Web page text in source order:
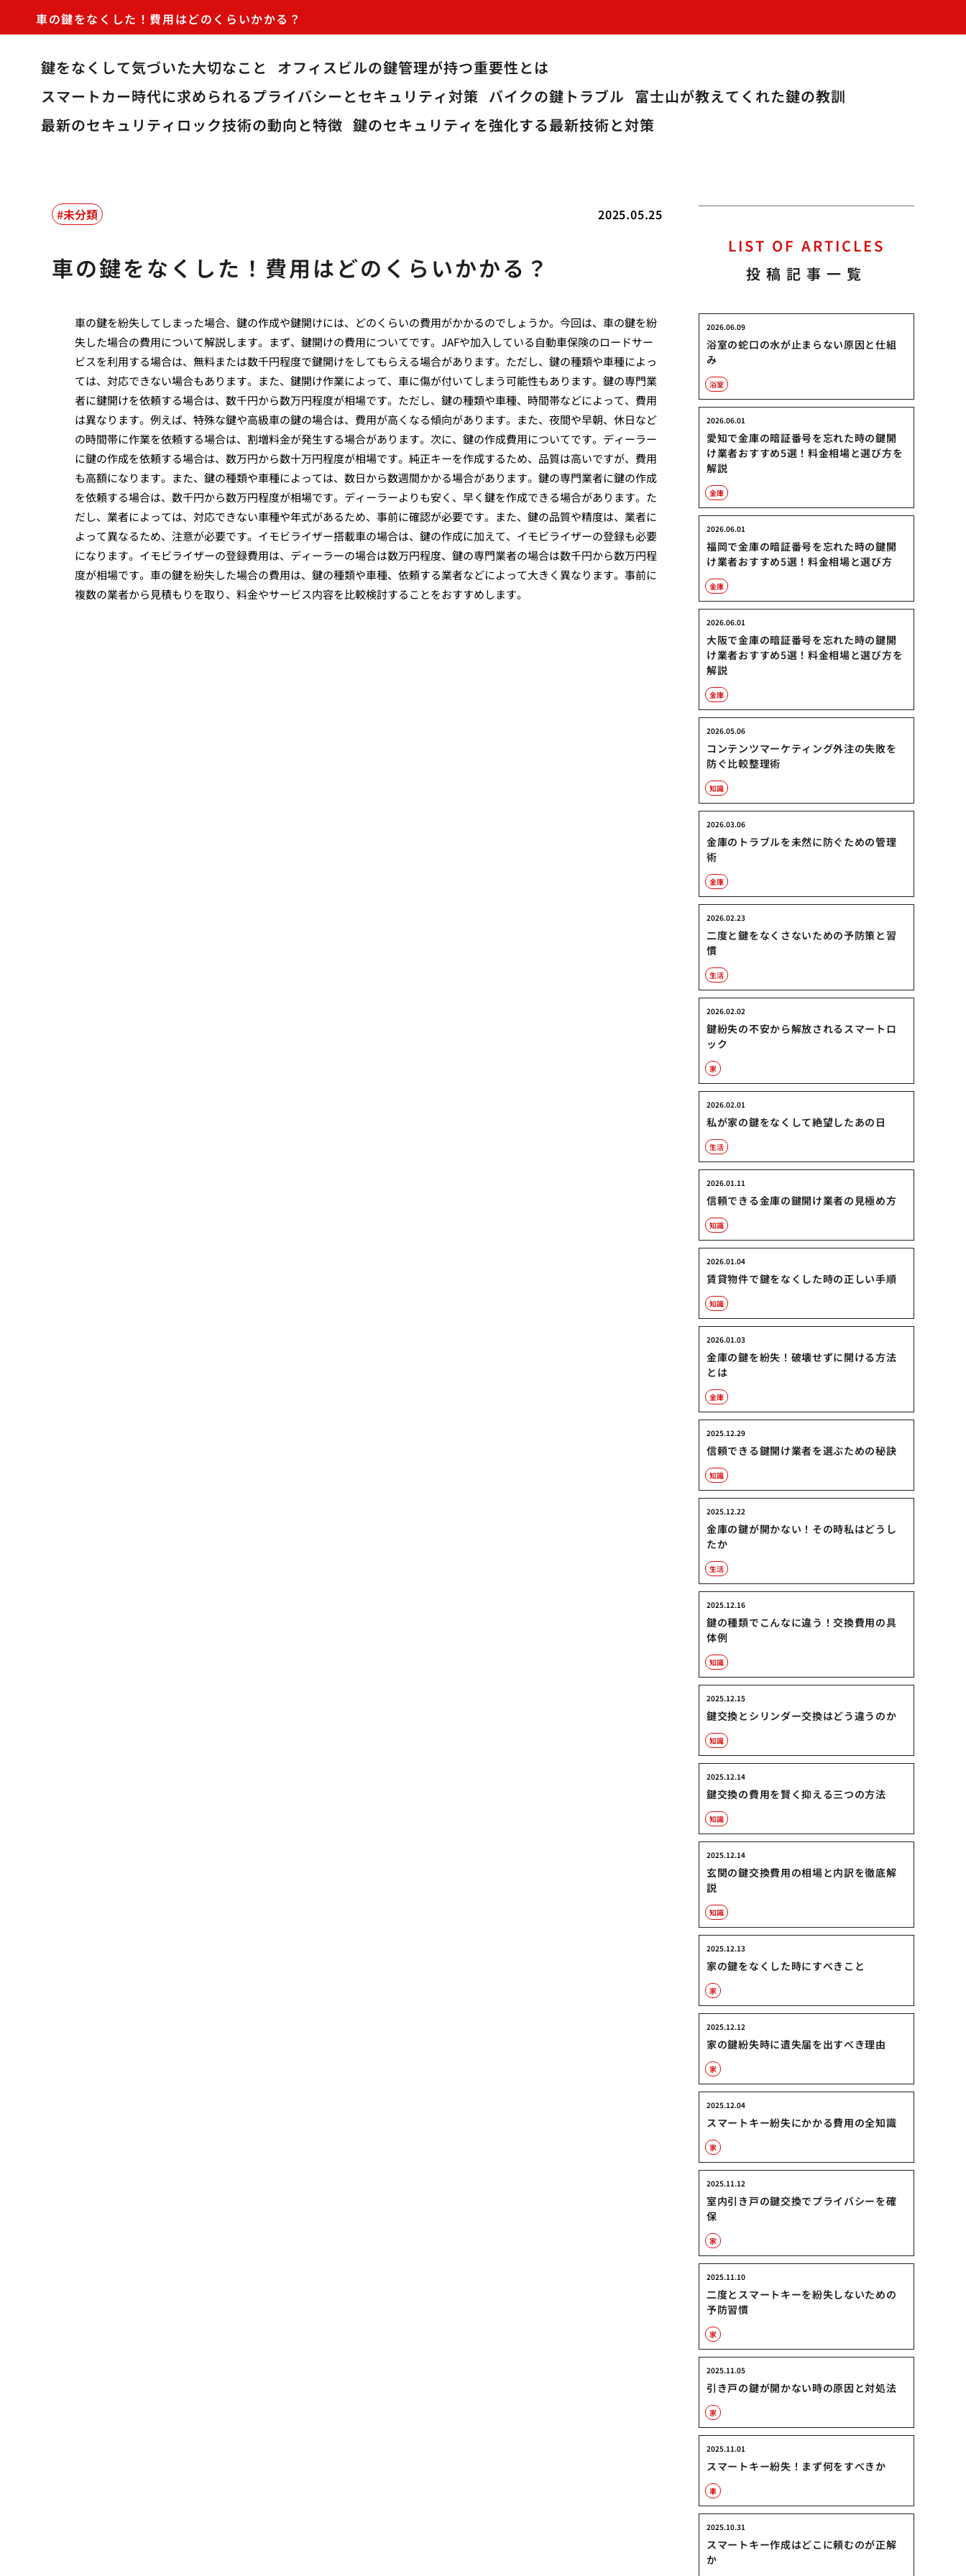
車の鍵をなくした！費用はどのくらいかかる？
鍵をなくして気づいた大切なこと
オフィスビルの鍵管理が持つ重要性とは
スマートカー時代に求められるプライバシーとセキュリティ対策 バイクの鍵トラブル 富士山が教えてくれた鍵の教訓
最新のセキュリティロック技術の動向と特徴 鍵のセキュリティを強化する最新技術と対策
2025.05.25
未分類
車の鍵をなくした！費用はどのくらいかかる？
車の鍵を紛失してしまった場合、鍵の作成や鍵開けには、どのくらいの費用がかかるのでしょうか。今回は、車の鍵を紛
失した場合の費用について解説します。まず、鍵開けの費用についてです。JAFや加入している自動車保険のロードサー
ビスを利用する場合は、無料または数千円程度で鍵開けをしてもらえる場合があります。ただし、鍵の種類や車種によっ
ては、対応できない場合もあります。また、鍵開け作業によって、車に傷が付いてしまう可能性もあります。鍵の専門業
者に鍵開けを依頼する場合は、数千円から数万円程度が相場です。ただし、鍵の種類や車種、時間帯などによって、費用
は異なります。例えば、特殊な鍵や高級車の鍵の場合は、費用が高くなる傾向があります。また、夜間や早朝、休日など
の時間帯に作業を依頼する場合は、割増料金が発生する場合があります。次に、鍵の作成費用についてです。ディーラー
に鍵の作成を依頼する場合は、数万円から数十万円程度が相場です。純正キーを作成するため、品質は高いですが、費用
も高額になります。また、鍵の種類や車種によっては、数日から数週間かかる場合があります。鍵の専門業者に鍵の作成
を依頼する場合は、数千円から数万円程度が相場です。ディーラーよりも安く、早く鍵を作成できる場合があります。た
だし、業者によっては、対応できない車種や年式があるため、事前に確認が必要です。また、鍵の品質や精度は、業者に
よって異なるため、注意が必要です。イモビライザー搭載車の場合は、鍵の作成に加えて、イモビライザーの登録も必要
になります。イモビライザーの登録費用は、ディーラーの場合は数万円程度、鍵の専門業者の場合は数千円から数万円程
度が相場です。車の鍵を紛失した場合の費用は、鍵の種類や車種、依頼する業者などによって大きく異なります。事前に
複数の業者から見積もりを取り、料金やサービス内容を比較検討することをおすすめします。
LIST OF ARTICLES
投稿記事一覧
浴室の蛇口の水が止まらない原因と仕組
み
2026.06.09
浴室
愛知で金庫の暗証番号を忘れた時の鍵開
け業者おすすめ5選！料金相場と選び方を
解説
2026.06.01
金庫
福岡で金庫の暗証番号を忘れた時の鍵開
け業者おすすめ5選！料金相場と選び方
2026.06.01
金庫
大阪で金庫の暗証番号を忘れた時の鍵開
け業者おすすめ5選！料金相場と選び方を
解説
2026.06.01
金庫
コンテンツマーケティング外注の失敗を
防ぐ比較整理術
2026.05.06
知識
金庫のトラブルを未然に防ぐための管理
術
2026.03.06
金庫
二度と鍵をなくさないための予防策と習
慣
2026.02.23
生活
鍵紛失の不安から解放されるスマートロ
ック
2026.02.02
家
私が家の鍵をなくして絶望したあの日
2026.02.01
生活
信頼できる金庫の鍵開け業者の見極め方
2026.01.11
知識
賃貸物件で鍵をなくした時の正しい手順
2026.01.04
知識
金庫の鍵を紛失！破壊せずに開ける方法
とは
2026.01.03
金庫
信頼できる鍵開け業者を選ぶための秘訣
2025.12.29
知識
金庫の鍵が開かない！その時私はどうし
たか
2025.12.22
生活
鍵の種類でこんなに違う！交換費用の具
体例
2025.12.16
知識
鍵交換とシリンダー交換はどう違うのか
2025.12.15
知識
鍵交換の費用を賢く抑える三つの方法
2025.12.14
知識
玄関の鍵交換費用の相場と内訳を徹底解
説
2025.12.14
知識
家の鍵をなくした時にすべきこと
2025.12.13
家
家の鍵紛失時に遺失届を出すべき理由
2025.12.12
家
スマートキー紛失にかかる費用の全知識
2025.12.04
家
室内引き戸の鍵交換でプライバシーを確
保
2025.11.12
家
二度とスマートキーを紛失しないための
予防習慣
2025.11.10
家
引き戸の鍵が開かない時の原因と対処法
2025.11.05
家
スマートキー紛失！まず何をすべきか
2025.11.01
車
スマートキー作成はどこに頼むのが正解
か
2025.10.31